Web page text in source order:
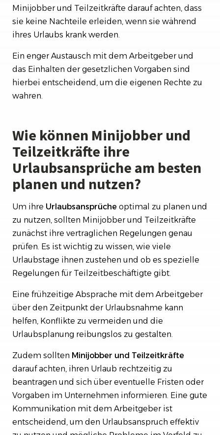
Minijobber und Teilzeitkräfte darauf achten, dass
sie keine Nachteile erleiden, wenn sie während
ihres Urlaubs krank werden.
Ein enger Austausch mit dem Arbeitgeber und
das Einhalten der gesetzlichen Vorgaben sind
hierbei entscheidend, um die eigenen Rechte zu
wahren.
Wie können Minijobber und
Teilzeitkräfte ihre
Urlaubsansprüche am besten
planen und nutzen?
Um ihre Urlaubsansprüche optimal zu planen und
zu nutzen, sollten Minijobber und Teilzeitkräfte
zunächst ihre vertraglichen Regelungen genau
prüfen. Es ist wichtig zu wissen, wie viele
Urlaubstage ihnen zustehen und ob es spezielle
Regelungen für Teilzeitbeschäftigte gibt.
Eine frühzeitige Absprache mit dem Arbeitgeber
über den Zeitpunkt der Urlaubsnahme kann
helfen, Konflikte zu vermeiden und die
Urlaubsplanung reibungslos zu gestalten.
Zudem sollten Minijobber und Teilzeitkräfte
darauf achten, ihren Urlaub rechtzeitig zu
beantragen und sich über eventuelle Fristen oder
Vorgaben im Unternehmen informieren. Eine gute
Kommunikation mit dem Arbeitgeber ist
entscheidend, um den Urlaubsanspruch effektiv